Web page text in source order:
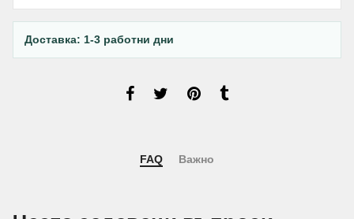
Доставка: 1-3 работни дни
FAQ Важно